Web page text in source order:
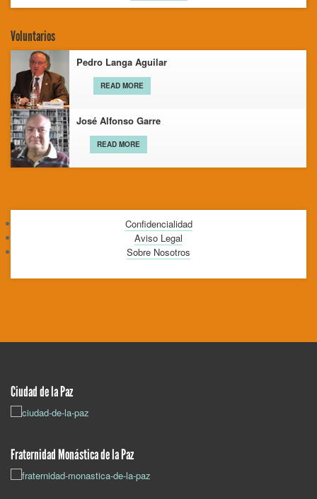
Voluntarios
Pedro Langa Aguilar
READ MORE
José Alfonso Garre
READ MORE
Confidencialidad
Aviso Legal
Sobre Nosotros
Ciudad de la Paz
Fraternidad Monástica de la Paz